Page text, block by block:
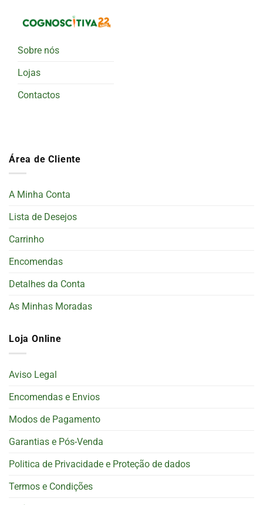
Sobre nós
Lojas
Contactos
Área de Cliente
A Minha Conta
Lista de Desejos
Carrinho
Encomendas
Detalhes da Conta
As Minhas Moradas
Loja Online
Aviso Legal
Encomendas e Envios
Modos de Pagamento
Garantias e Pós-Venda
Politica de Privacidade e Proteção de dados
Termos e Condições